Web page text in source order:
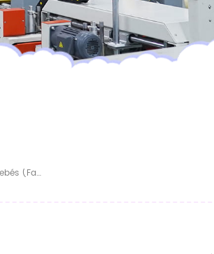
Proveedor Mayorista De Pañales Para Bebés (fabricante De Equipos Originales)